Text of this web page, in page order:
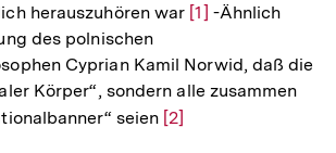
herauszuhören war Zur
der
Fußnote
[1] -Ähnlich
des polnischen
Cyprian Kamil Norwid, daß die
Körper“, sondern alle zusammen
seien Zur
[2]